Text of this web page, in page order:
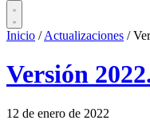
Inicio / Actualizaciones /
Versión
12 de enero de 2022